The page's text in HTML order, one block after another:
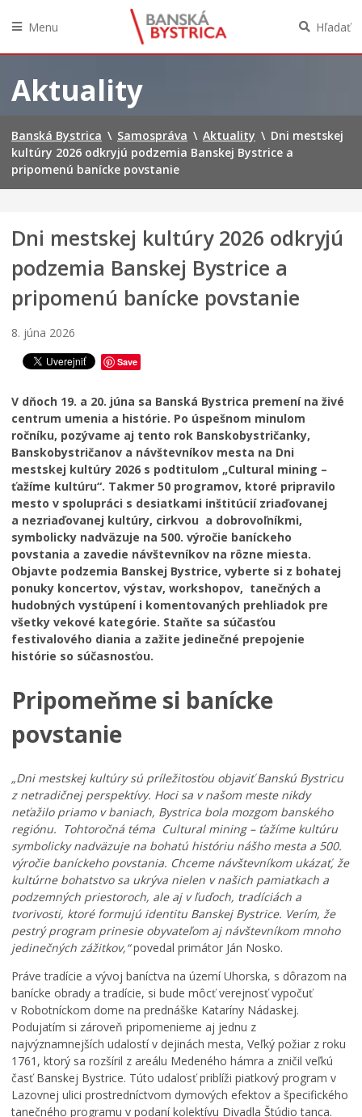
obsah
Menu Hľadať
Aktuality
Banská Bystrica \ Samospráva \ Aktuality \ Dni mestskej
kultúry 2026 odkryjú podzemia Banskej Bystrice a
pripomenú banícke povstanie
Dni mestskej kultúry 2026 odkryjú
podzemia Banskej Bystrice a
pripomenú banícke povstanie
8. júna 2026
Save
V dňoch 19. a 20. júna sa Banská Bystrica premení na živé
centrum umenia a histórie. Po úspešnom minulom
ročníku, pozývame aj tento rok Banskobystričanky,
Banskobystričanov a návštevníkov mesta na Dni
mestskej kultúry 2026 s podtitulom „Cultural mining –
ťažíme kultúru“. Takmer 50 programov, ktoré pripravilo
mesto v spolupráci s desiatkami inštitúcií zriaďovanej
a nezriaďovanej kultúry, cirkvou a dobrovoľníkmi,
symbolicky nadväzuje na 500. výročie baníckeho
povstania a zavedie návštevníkov na rôzne miesta.
Objavte podzemia Banskej Bystrice, vyberte si z bohatej
ponuky koncertov, výstav, workshopov, tanečných a
hudobných vystúpení i komentovaných prehliadok pre
všetky vekové kategórie. Staňte sa súčasťou
festivalového diania a zažite jedinečné prepojenie
histórie so súčasnosťou.
Pripomeňme si banícke
povstanie
„Dni mestskej kultúry sú príležitosťou objaviť Banskú Bystricu
z netradičnej perspektívy. Hoci sa v našom meste nikdy
neťažilo priamo v baniach, Bystrica bola mozgom banského
regiónu. Tohtoročná téma Cultural mining – ťažíme kultúru
symbolicky nadväzuje na bohatú históriu nášho mesta a 500.
výročie baníckeho povstania. Chceme návštevníkom ukázať, že
kultúrne bohatstvo sa ukrýva nielen v našich pamiatkach a
podzemných priestoroch, ale aj v ľuďoch, tradíciách a
tvorivosti, ktoré formujú identitu Banskej Bystrice. Verím, že
pestrý program prinesie obyvateľom aj návštevníkom mnoho
jedinečných zážitkov,“povedal primátor Ján Nosko.
Práve tradície a vývoj baníctva na území Uhorska, s dôrazom na
banícke obrady a tradície, si bude môcť verejnosť vypočuť
v Robotníckom dome na prednáške Kataríny Nádaskej.
Podujatím si zároveň pripomenieme aj jednu z
najvýznamnejších udalostí v dejinách mesta, Veľký požiar z roku
1761, ktorý sa rozšíril z areálu Medeného hámra a zničil veľkú
časť Banskej Bystrice. Túto udalosť priblíži piatkový program v
Lazovnej ulici prostredníctvom dymových efektov a špecifického
tanečného programu v podaní kolektívu Divadla Štúdio tanca.